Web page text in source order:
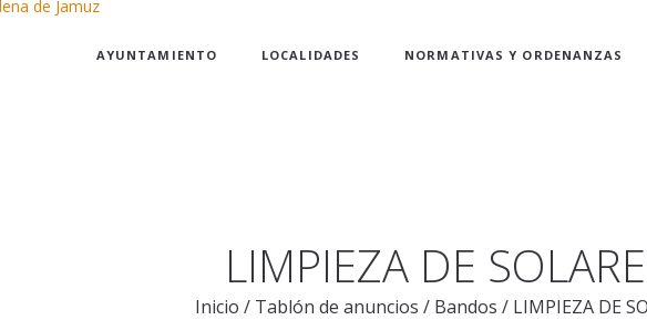
AYUNTAMIENTO LOCALIDADES NORMATIVAS Y ORDENANZAS
LIMPIEZA DE
Inicio / Tablón de anuncios / Bandos /LIMPIEZA DE